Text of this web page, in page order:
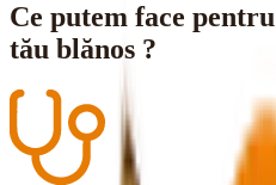
Ce putem face
tău blănos ?